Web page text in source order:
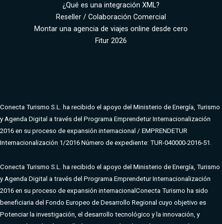
¿Qué es una integración XML?
Reseller / Colaboración Comercial
Montar una agencia de viajes online desde cero
Fitur 2026
Conecta Turismo S.L. ha recibido el apoyo del Ministerio de Energía, Turismo
y Agenda Digital a través del Programa Emprendetur Internacionalización
2016 en su proceso de expansión internacional / EMPRENDETUR
Internacionalización 1/2016 Número de expediente: TUR-040000-2016-51.
Conecta Turismo S.L. ha recibido el apoyo del Ministerio de Energía, Turismo
y Agenda Digital a través del Programa Emprendetur Internacionalización
2016 en su proceso de expansión internacional Conecta Turismo ha sido
beneficiaria del Fondo Europeo de Desarrollo Regional cuyo objetivo es
Potenciar la investigación, el desarrollo tecnológico y la innovación, y